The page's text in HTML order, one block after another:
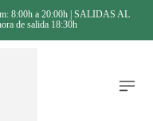
8:00h a 20:00h | SALIDAS AL
de salida 18:30h